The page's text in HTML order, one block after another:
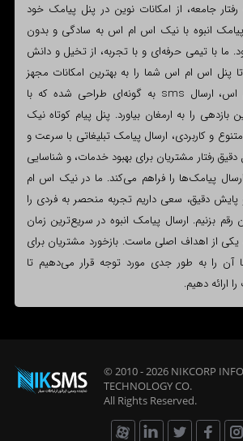
رفتار جامعه، از امکانات نوین در پنل پیامک خود
پیامک انبوه با نیک اس ام اس به سادگی و بدون
ما با تیمی حرفه‌ای و با تجربه، از تخیل و دانش
پنل اس ام اس شما را به بهترین امکانات مجهز
کنیم. در نیک اس ام اس، ارسال sms به گونه‌ای طراحی شده که با
بازدهی را به ارمغان بیاورد. پنل پیام کوتاه نیک
و کاربردی، ارسال پیامک تبلیغاتی با سرعت و
رفتار مشتریان برای بهبود خدمات، و شناسایی
پیامک‌ها را فراهم می‌کند. ما در نیک اس ام
پایش دقیق، سعی داریم تجربه منحصر به فردی را
رقم بزنیم. ارسال پیامک انبوه در سریع‌ترین زمان
یکی از اهداف اصلی ماست. بازخورد مشتریان برای
آن را به طور جدی مورد توجه قرار می‌دهیم تا
ارائه دهیم.
© 2010 - 2026 NIKCORP
TECHNOLOGYCO.
All Rights Reserved.